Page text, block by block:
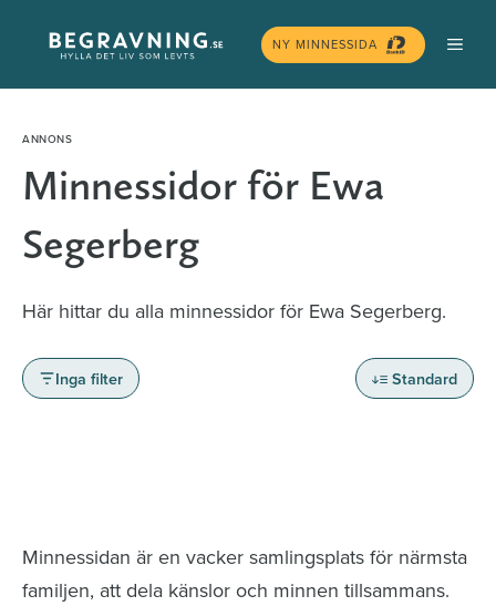
innehåll
NY MINNESSIDA
Minnessidor för Ewa
Segerberg
Här hittar du alla minnessidor för Ewa Segerberg.
Inga filter Standard
Minnessidan är en vacker samlingsplats för närmsta
familjen, att dela känslor och minnen tillsammans.